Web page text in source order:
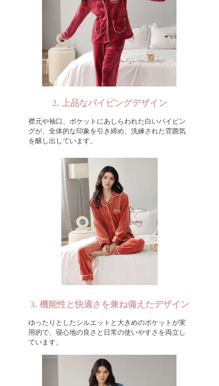
2. 上品なパイピングデザイン
襟元や袖口、ポケットにあしらわれた白いパイピン
グが、全体的な印象を引き締め、洗練された雰囲気
を醸し出しています。
3. 機能性と快適さを兼ね備えたデザイン
ゆったりとしたシルエットと大きめのポケットが実
用的で、寝心地の良さと日常の使いやすさを両立し
ています。